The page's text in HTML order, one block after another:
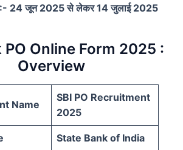
24 जून 2025 से लेकर 14 जुलाई 2025
PO Online Form 2025 :
Overview
Name
SBI PO Recruitment
2025
State Bank of India